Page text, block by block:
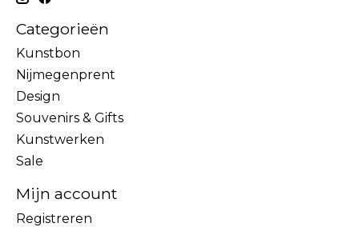
Categorieën
Kunstbon
Nijmegenprent
Design
Souvenirs & Gifts
Kunstwerken
Sale
Mijn account
Registreren